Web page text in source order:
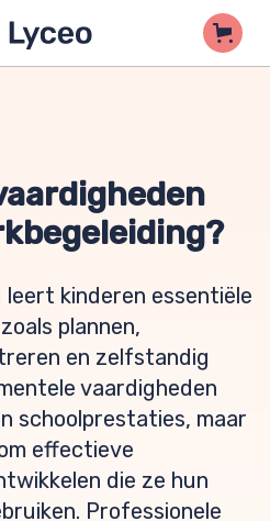
leert kinderen essentiële
plannen,
en zelfstandig
vaardigheden
schoolprestaties, maar
effectieve
die ze hun
Professionele